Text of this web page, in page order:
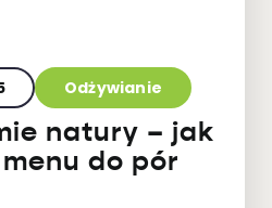
Odżywianie
natury – jak
do pór